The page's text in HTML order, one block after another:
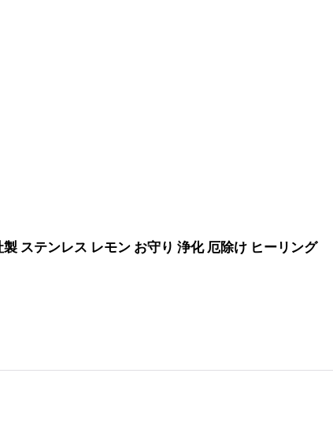
ステンレス レモン お守り 浄化 厄除け ヒーリング